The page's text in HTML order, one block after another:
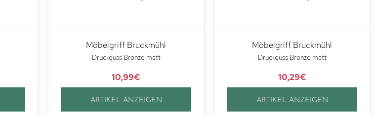
Möbelgriff Bruckmühl
Druckguss Bronze matt
10,99€
ARTIKEL ANZEIGEN
Möbelgriff Bruckmühl
Druckguss Bronze matt
10,29€
ARTIKEL ANZEIGEN